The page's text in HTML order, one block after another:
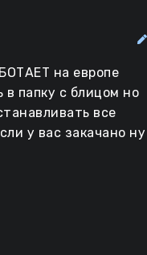
на европе
папку с блицом но
все
у вас закачано ну